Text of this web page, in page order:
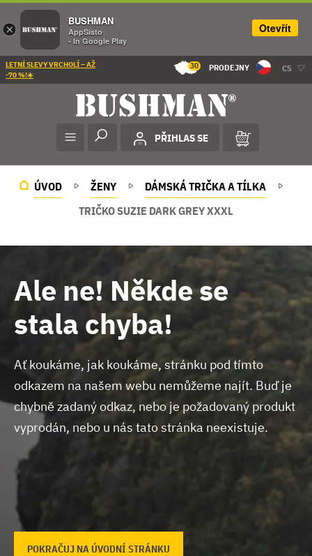
LETNÍ SLEVY VRCHOLÍ – AŽ
-70 %!☀️
30 PRODEJNY CS
PŘIHLAS SE
ÚVOD ŽENY
DÁMSKÁ TRIČKA A TÍLKA
TRIČKO SUZIE DARK GREY XXXL
Ale ne! Někde se
stala chyba!
Ať koukáme, jak koukáme, stránku pod tímto
odkazem na našem webu nemůžeme najít. Buď je
chybně zadaný odkaz, nebo je požadovaný produkt
vyprodán, nebo u nás tato stránka neexistuje.
POKRAČUJ NA ÚVODNÍ STRÁNKU
×
BUSHMAN
AppSisto
- In Google Play
Otevřít